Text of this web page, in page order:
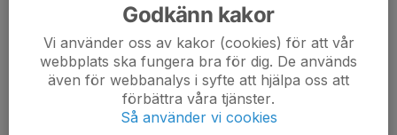
Följande division 2 grupp kommer U14 Svart att spela 2026.
Godkänn kakor
Vi använder oss av kakor (cookies) för att vår
webbplats ska fungera bra för dig. De används
även för webbanalys i syfte att hjälpa oss att
förbättra våra tjänster.
Så använder vi cookies